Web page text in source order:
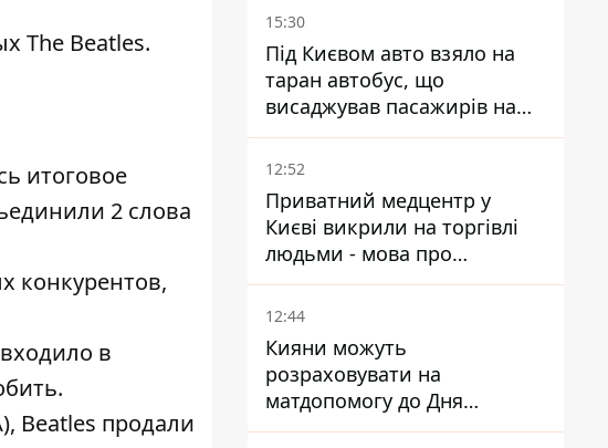
The Beatles.
итоговое
2 слова
конкурентов,
в
Beatles продали
15:30
Під Києвом авто взяло на
таран автобус, що
висаджував пасажирів на
зупинці - пасажирка в
лікарні
12:52
Приватний медцентр у
Києві викрили на торгівлі
людьми - мова про
сурогатне материнство
12:44
Кияни можуть
розраховувати на
матдопомогу до Дня
незалежності - кому її